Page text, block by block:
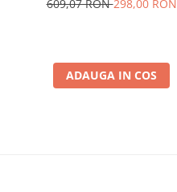
609,07 RON298,00 RON
ADAUGA IN COS